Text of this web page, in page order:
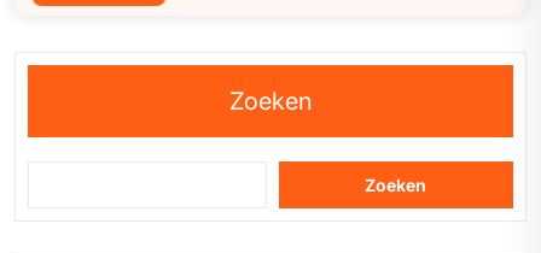
Zoeken
Zoeken